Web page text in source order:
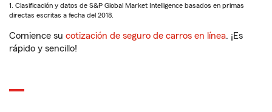
1. Clasificación y datos de S&P Global Market Intelligence basados en primas
directas escritas a fecha del 2018.
Comience su cotización de seguro de carros en línea. ¡Es
rápido y sencillo!